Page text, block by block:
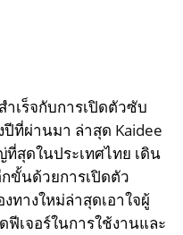
เร็จกับการเปิดตัวซับ
ปีที่ผ่านมา ล่าสุด Kaidee
สุดในประเทศไทย เดิน
ขั้นด้วยการเปิดตัว
ทางใหม่ล่าสุดเอาใจผู้
เจอร์ในการใช้งานและ